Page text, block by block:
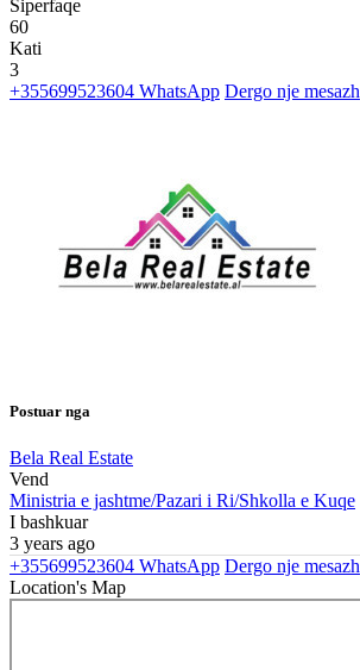
Siperfaqe
60
Kati
3
+355699523604 WhatsApp Dergo nje mesazh
Postuar nga
Bela Real Estate
Vend
Ministria e jashtme/Pazari i Ri/Shkolla e Kuqe
I bashkuar
3 years ago
+355699523604 WhatsApp Dergo nje mesazh
Location's Map